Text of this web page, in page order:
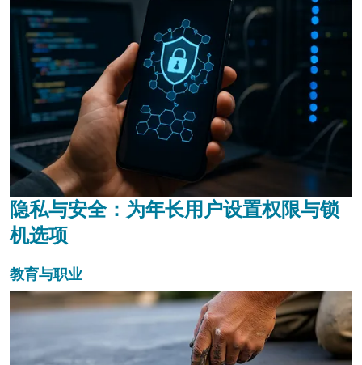
隐私与安全：为年长用户设置权限与锁
机选项
教育与职业